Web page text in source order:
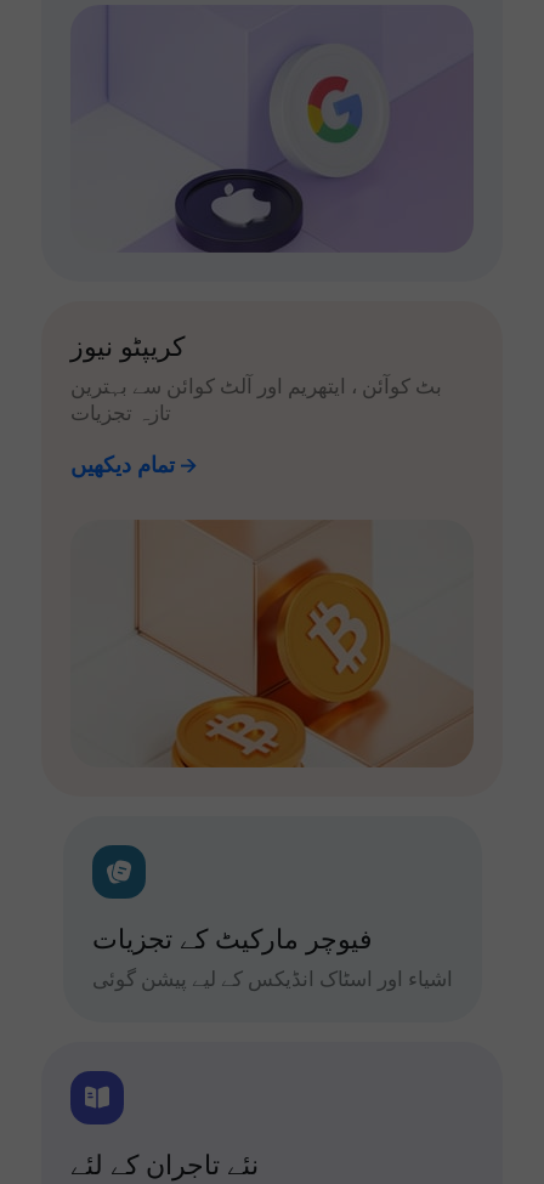
کریپٹو نیوز
بٹ کوآئن ، ایتھریم اور آلٹ کوائن سے بہترین
تازہ تجزیات
تمام دیکھیں
فیوچر مارکیٹ کے تجزیات
اشیاء اور اسٹاک انڈیکس کے لیے پیشن گوئی
نئے تاجران کے لئے